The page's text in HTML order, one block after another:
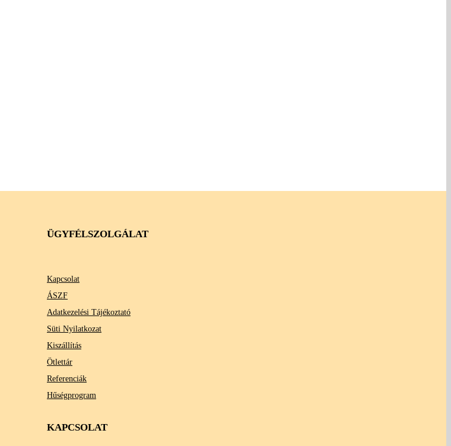
ÜGYFÉLSZOLGÁLAT
Kapcsolat
ÁSZF
Adatkezelési Tájékoztató
Süti Nyilatkozat
Kiszállítás
Ötlettár
Referenciák
Hűségprogram
KAPCSOLAT